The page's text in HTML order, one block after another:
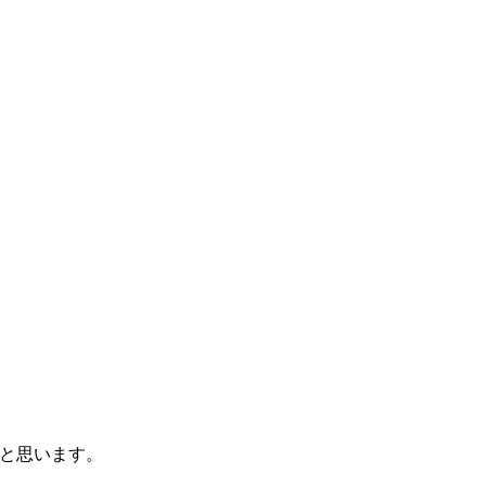
思います。